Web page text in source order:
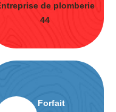
de plomberie
44
Forfait